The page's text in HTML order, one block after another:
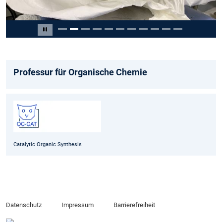
Carousel pausieren
Slide 2 von 11
Professur für Organische Chemie
Catalytic Organic Synthesis
Datenschutz Impressum Barrierefreiheit